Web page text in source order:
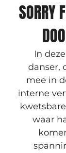
SORRY
In
danser,
mee in
interne
waar